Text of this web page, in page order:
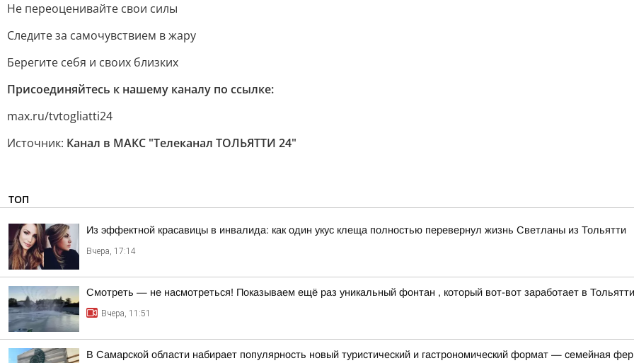
Не переоценивайте свои силы
Следите за самочувствием в жару
Берегите себя и своих близких
Присоединяйтесь к нашему каналу по ссылке:
max.ru/tvtogliatti24
Источник: Канал в МАКС "Телеканал ТОЛЬЯТТИ 24"
ТОП
Из эффектной красавицы в инвалида: как один укус клеща полностью перевернул жизнь Светланы из Тольятти
Вчера, 17:14
Смотреть — не насмотреться! Показываем ещё раз уникальный фонтан , который вот-вот заработает в
Вчера, 11:51
В Самарской области набирает популярность новый туристический и гастрономический формат — семейная